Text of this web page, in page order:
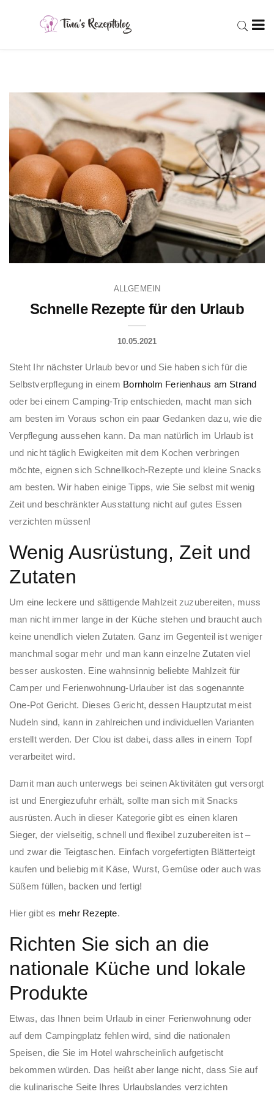
ALLGEMEIN
Schnelle Rezepte für den Urlaub
10.05.2021
Steht Ihr nächster Urlaub bevor und Sie haben sich für die
Selbstverpflegung in einem Bornholm Ferienhaus am Strand
oder bei einem Camping-Trip entschieden, macht man sich
am besten im Voraus schon ein paar Gedanken dazu, wie die
Verpflegung aussehen kann. Da man natürlich im Urlaub ist
und nicht täglich Ewigkeiten mit dem Kochen verbringen
möchte, eignen sich Schnellkoch-Rezepte und kleine Snacks
am besten. Wir haben einige Tipps, wie Sie selbst mit wenig
Zeit und beschränkter Ausstattung nicht auf gutes Essen
verzichten müssen!
Wenig Ausrüstung, Zeit und
Zutaten
Um eine leckere und sättigende Mahlzeit zuzubereiten, muss
man nicht immer lange in der Küche stehen und braucht auch
keine unendlich vielen Zutaten. Ganz im Gegenteil ist weniger
manchmal sogar mehr und man kann einzelne Zutaten viel
besser auskosten. Eine wahnsinnig beliebte Mahlzeit für
Camper und Ferienwohnung-Urlauber ist das sogenannte
One-Pot Gericht. Dieses Gericht, dessen Hauptzutat meist
Nudeln sind, kann in zahlreichen und individuellen Varianten
erstellt werden. Der Clou ist dabei, dass alles in einem Topf
verarbeitet wird.
Damit man auch unterwegs bei seinen Aktivitäten gut versorgt
ist und Energiezufuhr erhält, sollte man sich mit Snacks
ausrüsten. Auch in dieser Kategorie gibt es einen klaren
Sieger, der vielseitig, schnell und flexibel zuzubereiten ist –
und zwar die Teigtaschen. Einfach vorgefertigten Blätterteigt
kaufen und beliebig mit Käse, Wurst, Gemüse oder auch was
Süßem füllen, backen und fertig!
Hier gibt es mehr Rezepte.
Richten Sie sich an die
nationale Küche und lokale
Produkte
Etwas, das Ihnen beim Urlaub in einer Ferienwohnung oder
auf dem Campingplatz fehlen wird, sind die nationalen
Speisen, die Sie im Hotel wahrscheinlich aufgetischt
bekommen würden. Das heißt aber lange nicht, dass Sie auf
die kulinarische Seite Ihres Urlaubslandes verzichten